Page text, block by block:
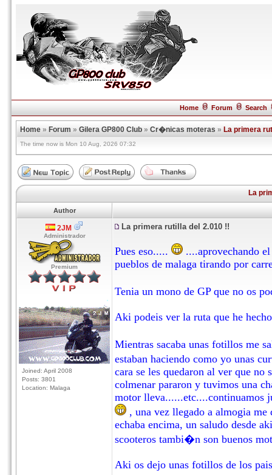
Home Forum Search
Home » Forum » Gilera GP800 Club » Cr�nicas moteras » La primera
The time now is Mon 10 Aug, 2026 07:32
La
Author
2JM
Administrador
Premium
Joined: April 2008
Posts: 3801
Location: Malaga
La primera rutilla del 2.010 !!
Pues eso.....
....aprovechando
pueblos de malaga tirando por
Tenia un mono de GP que no os
Aki podeis ver la ruta que he
Mientras sacaba unas fotillos me
estaban haciendo como yo unas
cara se les quedaron al ver que
colmenar pararon y tuvimos una
motor lleva......etc....continuamos
, una vez llegado a almogia
echaba encima, un saludo desde
scooteros tambi�n son buenos
Aki os dejo unas fotillos de los